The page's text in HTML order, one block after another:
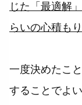
じた「最適解
らいの心積も
一度決めたこ
することでよ